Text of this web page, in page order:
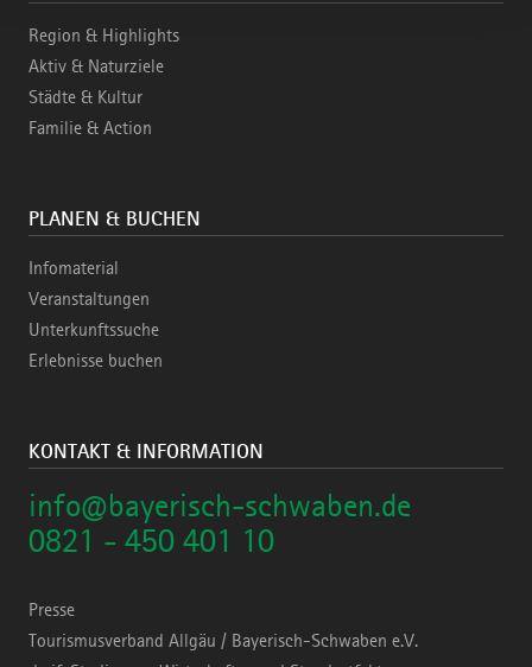
Region & Highlights
Aktiv & Naturziele
Städte & Kultur
Familie & Action
PLANEN & BUCHEN
Infomaterial
Veranstaltungen
Unterkunftssuche
Erlebnisse buchen
KONTAKT & INFORMATION
info@bayerisch-schwaben.de
0821 - 450 401 10
Presse
Tourismusverband Allgäu / Bayerisch-Schwaben e.V.